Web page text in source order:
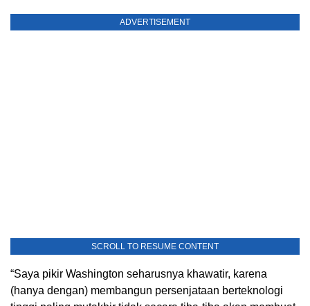
ADVERTISEMENT
SCROLL TO RESUME CONTENT
“Saya pikir Washington seharusnya khawatir, karena
(hanya dengan) membangun persenjataan berteknologi